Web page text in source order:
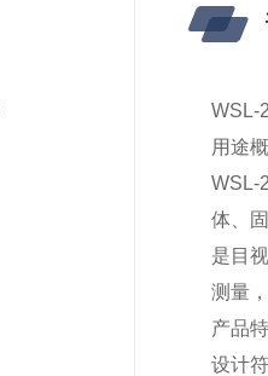
WSL-
用途
WSL-
体、
是目
测量
产品
设计